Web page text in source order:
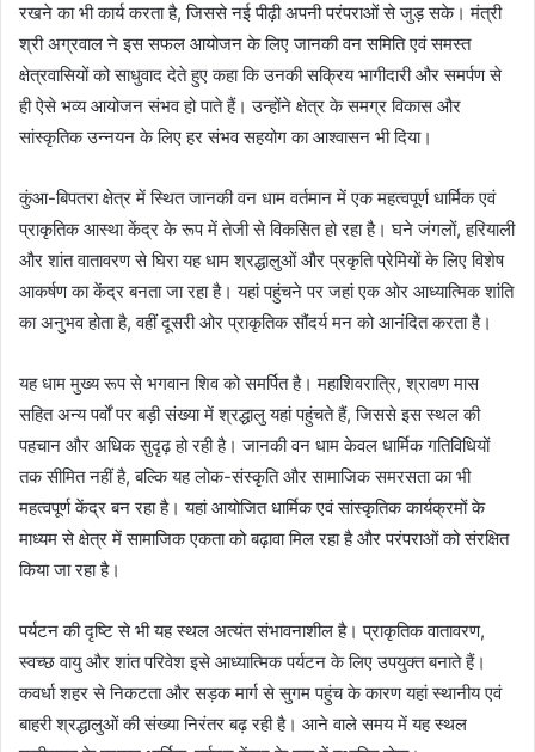
रखने का भी कार्य करता है, जिससे नई पीढ़ी अपनी परंपराओं से जुड़ सके। मंत्री
श्री अग्रवाल ने इस सफल आयोजन के लिए जानकी वन समिति एवं समस्त
क्षेत्रवासियों को साधुवाद देते हुए कहा कि उनकी सक्रिय भागीदारी और समर्पण से
ही ऐसे भव्य आयोजन संभव हो पाते हैं। उन्होंने क्षेत्र के समग्र विकास और
सांस्कृतिक उन्नयन के लिए हर संभव सहयोग का आश्वासन भी दिया।
कुंआ-बिपतरा क्षेत्र में स्थित जानकी वन धाम वर्तमान में एक महत्वपूर्ण धार्मिक एवं
प्राकृतिक आस्था केंद्र के रूप में तेजी से विकसित हो रहा है। घने जंगलों, हरियाली
और शांत वातावरण से घिरा यह धाम श्रद्धालुओं और प्रकृति प्रेमियों के लिए विशेष
आकर्षण का केंद्र बनता जा रहा है। यहां पहुंचने पर जहां एक ओर आध्यात्मिक शांति
का अनुभव होता है, वहीं दूसरी ओर प्राकृतिक सौंदर्य मन को आनंदित करता है।
यह धाम मुख्य रूप से भगवान शिव को समर्पित है। महाशिवरात्रि, श्रावण मास
सहित अन्य पर्वों पर बड़ी संख्या में श्रद्धालु यहां पहुंचते हैं, जिससे इस स्थल की
पहचान और अधिक सुदृढ़ हो रही है। जानकी वन धाम केवल धार्मिक गतिविधियों
तक सीमित नहीं है, बल्कि यह लोक-संस्कृति और सामाजिक समरसता का भी
महत्वपूर्ण केंद्र बन रहा है। यहां आयोजित धार्मिक एवं सांस्कृतिक कार्यक्रमों के
माध्यम से क्षेत्र में सामाजिक एकता को बढ़ावा मिल रहा है और परंपराओं को संरक्षित
किया जा रहा है।
पर्यटन की दृष्टि से भी यह स्थल अत्यंत संभावनाशील है। प्राकृतिक वातावरण,
स्वच्छ वायु और शांत परिवेश इसे आध्यात्मिक पर्यटन के लिए उपयुक्त बनाते हैं।
कवर्धा शहर से निकटता और सड़क मार्ग से सुगम पहुंच के कारण यहां स्थानीय एवं
बाहरी श्रद्धालुओं की संख्या निरंतर बढ़ रही है। आने वाले समय में यह स्थल